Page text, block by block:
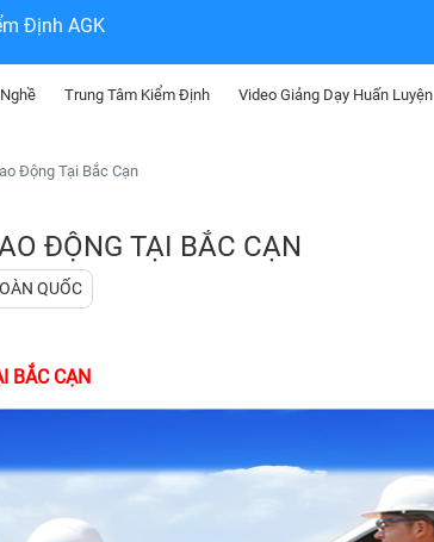
Định AGK
Trung Tâm Kiểm Định Video Giảng Dạy Huấn Luyện
Động Tại Bắc Cạn
ĐỘNG TẠI BẮC CẠN
QUỐC
BẮC CẠN